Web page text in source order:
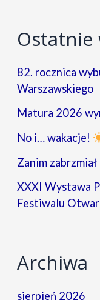
Ostatnie
82. rocznica
Warszawskiego
Matura 2026
No i… wakacje!
Zanim
XXXI Wystawa
Festiwalu
Archiwa
sierpień 2026